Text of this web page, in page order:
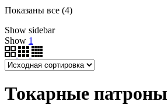
Показаны все (4)
Show sidebar
Show 1
Токарные патроны